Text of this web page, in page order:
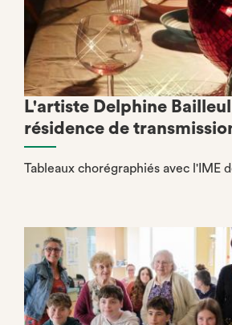
L'artiste Delphine
résidence de
Tableaux chorégraphiés avec l'IME